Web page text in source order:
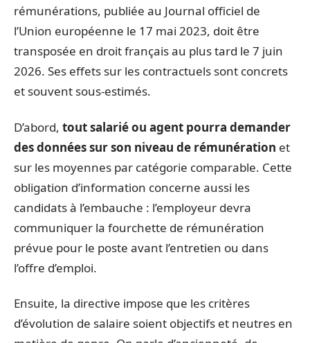
rémunérations, publiée au Journal officiel de
l’Union européenne le 17 mai 2023, doit être
transposée en droit français au plus tard le 7 juin
2026. Ses effets sur les contractuels sont concrets
et souvent sous-estimés.
D’abord, tout salarié ou agent pourra demander
des données sur son niveau de rémunération et
sur les moyennes par catégorie comparable. Cette
obligation d’information concerne aussi les
candidats à l’embauche : l’employeur devra
communiquer la fourchette de rémunération
prévue pour le poste avant l’entretien ou dans
l’offre d’emploi.
Ensuite, la directive impose que les critères
d’évolution de salaire soient objectifs et neutres en